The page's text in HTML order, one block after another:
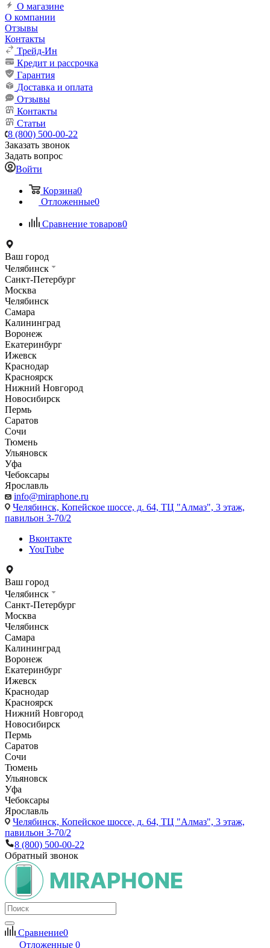
О магазине
О компании
Отзывы
Контакты
Трейд-Ин
Кредит и рассрочка
Гарантия
Доставка и оплата
Отзывы
Контакты
Статьи
8 (800) 500-00-22
Заказать звонок
Задать вопрос
Войти
Корзина0
Отложенные0
Сравнение товаров0
Ваш город
Челябинск
Санкт-Петербург
Москва
Челябинск
Самара
Калининград
Воронеж
Екатеринбург
Ижевск
Краснодар
Красноярск
Нижний Новгород
Новосибирск
Пермь
Саратов
Сочи
Тюмень
Ульяновск
Уфа
Чебоксары
Ярославль
info@miraphone.ru
Челябинск, Копейское шоссе, д. 64, ТЦ "Алмаз", 3 этаж,
павильон 3-70/2
Вконтакте
YouTube
Ваш город
Челябинск
Санкт-Петербург
Москва
Челябинск
Самара
Калининград
Воронеж
Екатеринбург
Ижевск
Краснодар
Красноярск
Нижний Новгород
Новосибирск
Пермь
Саратов
Сочи
Тюмень
Ульяновск
Уфа
Чебоксары
Ярославль
Челябинск, Копейское шоссе, д. 64, ТЦ "Алмаз", 3 этаж,
павильон 3-70/2
8 (800) 500-00-22
Обратный звонок
Сравнение0
Отложенные 0